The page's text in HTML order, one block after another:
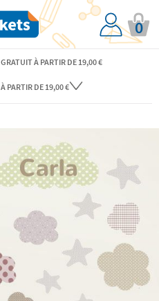
0
GRATUITÀ PARTIR DE 19,00 €
À PARTIR DE 19,00 €